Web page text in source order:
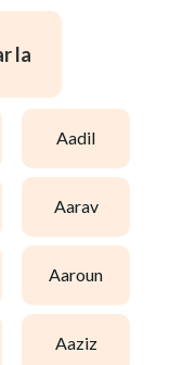
la
aadil
aarav
aaroun
aaziz